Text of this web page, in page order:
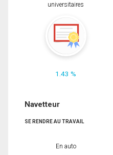
universitaires
1.43 %
Navetteur
SE RENDRE AU TRAVAIL
En auto